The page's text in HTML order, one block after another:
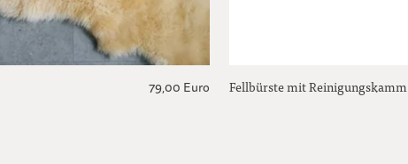
79,00 Euro Fellbürste mit Reinigungskamm